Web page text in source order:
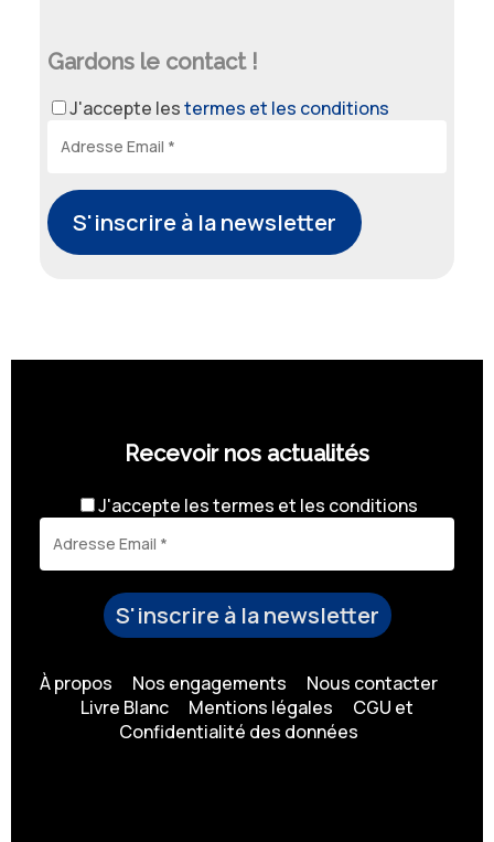
Gardons le contact !
J'accepte lestermes et les conditions
Recevoir nos actualités
J'accepte lestermes et les conditions
À propos Nos engagements
Nous contacter
Livre Blanc
Mentions légales
CGU et
Confidentialité des données